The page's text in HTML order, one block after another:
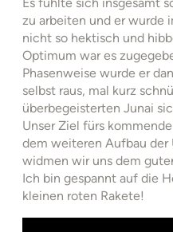
zu arbeiten und er wurde
nicht so hektisch und
Optimum war es
Phasenweise wurde er
selbst raus, mal kurz
überbegeisterten Junai
Unser Ziel fürs
dem weiteren Aufbau der
widmen wir uns dem
Ich bin gespannt auf die
kleinen roten Rakete!